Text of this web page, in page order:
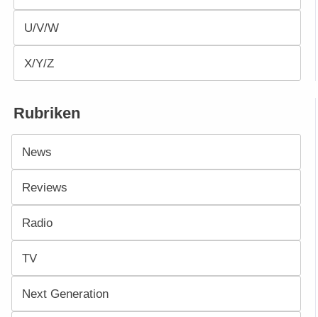
U/V/W
X/Y/Z
Rubriken
News
Reviews
Radio
TV
Next Generation